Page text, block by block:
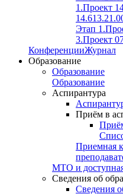
1.Проект
Этап 1.
3.Проект
КонференцииЖурнал
Образование
Образование
Образование
Аспирантура
Приём в
Приемная
МТО и
Сведения об
Сведения